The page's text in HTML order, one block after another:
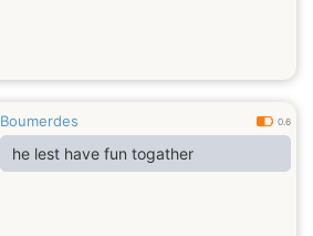
Boumerdes 0.6
he lest have fun togather